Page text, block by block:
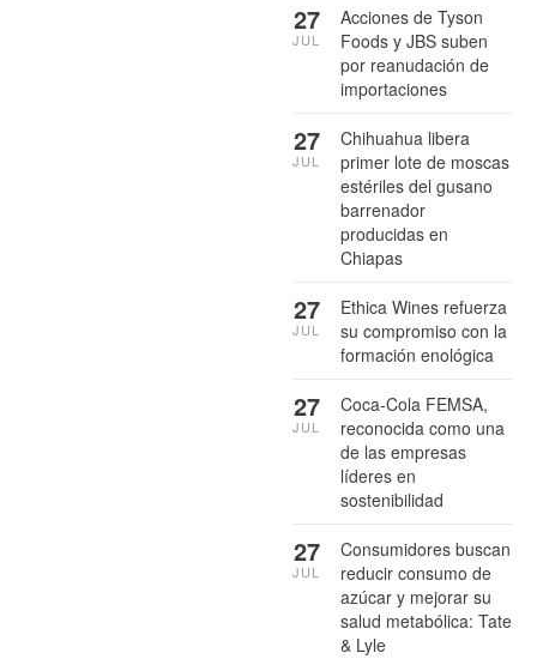
Acciones de Tyson
Foods y JBS suben
por reanudación de
importaciones
27
JUL
Chihuahua libera
primer lote de moscas
estériles del gusano
barrenador
producidas en
Chiapas
27
JUL
Ethica Wines refuerza
su compromiso con la
formación enológica
27
JUL
Coca-Cola FEMSA,
reconocida como una
de las empresas
líderes en
sostenibilidad
27
JUL
Consumidores buscan
reducir consumo de
azúcar y mejorar su
salud metabólica: Tate
& Lyle
27
JUL